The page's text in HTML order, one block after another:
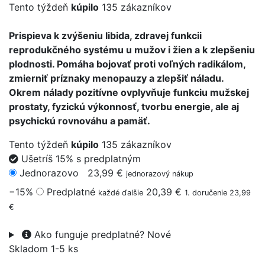
Tento týždeň kúpilo 135 zákazníkov
Prispieva k zvýšeniu libida, zdravej funkcii
reprodukčného systému u mužov i žien a k zlepšeniu
plodnosti. Pomáha bojovať proti voľných radikálom,
zmierniť príznaky menopauzy a zlepšiť náladu.
Okrem nálady pozitívne ovplyvňuje funkciu mužskej
prostaty, fyzickú výkonnosť, tvorbu energie, ale aj
psychickú rovnováhu a pamäť.
Tento týždeň kúpilo 135 zákazníkov
Ušetríš 15% s predplatným
Jednorazovo
23,99 € jednorazový nákup
−15% Predplatné každé ďalšie 20,39 € 1. doručenie 23,99
€
Ako funguje predplatné? Nové
Skladom 1-5 ks